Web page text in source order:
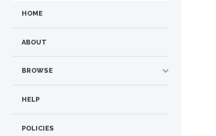
HOME
ABOUT
BROWSE
HELP
POLICIES